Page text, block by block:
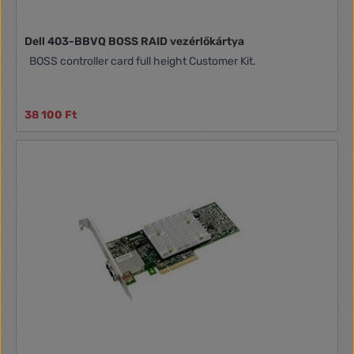
Dell 403-BBVQ BOSS RAID vezérlőkártya
BOSS controller card full height Customer Kit.
38 100 Ft